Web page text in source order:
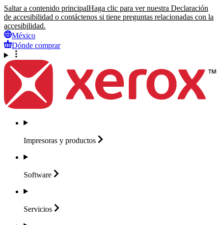
Saltar a contenido principalHaga clic para ver nuestra Declaración
de accesibilidad o contáctenos si tiene preguntas relacionadas con la
accesibilidad.
México
Dónde comprar
Impresoras y productos
Software
Servicios